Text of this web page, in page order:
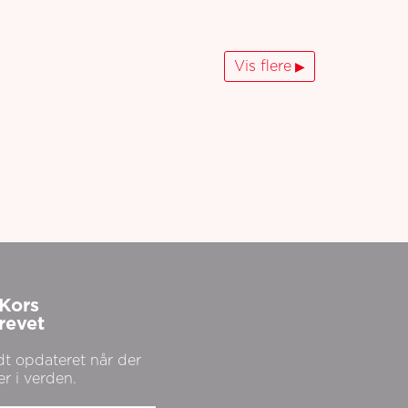
Vis flere
opdateret når der
i verden.